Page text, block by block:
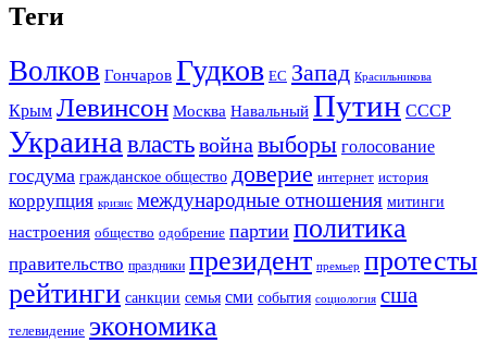
Теги
Волков Гончаров Гудков ЕС Запад Красильникова
Крым Левинсон Москва Навальный Путин СССР
Украина властьвойна выборы голосование
госдума гражданское общество доверие интернет история
коррупция кризис международные отношения митинги
настроения общество одобрение партии политика
правительство праздники президент премьер протесты
рейтинги санкции семья сми события социология сша
телевидение экономика